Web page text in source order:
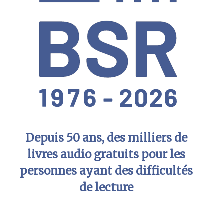
Depuis 50 ans, des milliers de
livres audio gratuits pour les
personnes ayant des difficultés
de lecture